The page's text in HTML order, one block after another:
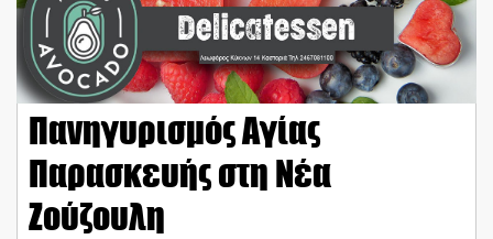
Πανηγυρισμός Αγίας
Παρασκευής στη Νέα
Ζούζουλη